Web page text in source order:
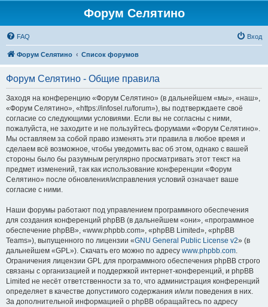
Форум Селятино
FAQ Вход
Форум Селятино Список форумов
Форум Селятино - Общие правила
Заходя на конференцию «Форум Селятино» (в дальнейшем «мы», «наш»,
«Форум Селятино», «https://infosel.ru/forum»), вы подтверждаете своё
согласие со следующими условиями. Если вы не согласны с ними,
пожалуйста, не заходите и не пользуйтесь форумами «Форум Селятино».
Мы оставляем за собой право изменять эти правила в любое время и
сделаем всё возможное, чтобы уведомить вас об этом, однако с вашей
стороны было бы разумным регулярно просматривать этот текст на
предмет изменений, так как использование конференции «Форум
Селятино» после обновления/исправления условий означает ваше
согласие с ними.
Наши форумы работают под управлением программного обеспечения
для создания конференций phpBB (в дальнейшем «они», «программное
обеспечение phpBB», «www.phpbb.com», «phpBB Limited», «phpBB
Teams»), выпущенного по лицензии «GNU General Public License v2» (в
дальнейшем «GPL»). Скачать его можно по адресу www.phpbb.com.
Ограничения лицензии GPL для программного обеспечения phpBB строго
связаны с организацией и поддержкой интернет-конференций, и phpBB
Limited не несёт ответственности за то, что администрация конференций
определяет в качестве допустимого содержания и/или поведения в них.
За дополнительной информацией о phpBB обращайтесь по адресу